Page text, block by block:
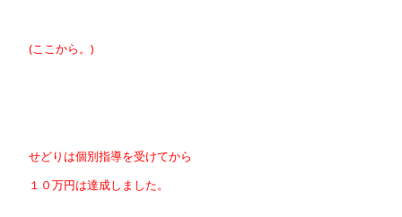
(ここから。)
せどりは個別指導を受けてから
１０万円は達成しました。